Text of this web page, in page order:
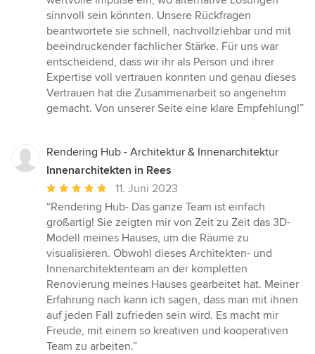
sinnvoll sein könnten. Unsere Rückfragen
beantwortete sie schnell, nachvollziehbar und mit
beeindruckender fachlicher Stärke. Für uns war
entscheidend, dass wir ihr als Person und ihrer
Expertise voll vertrauen konnten und genau dieses
Vertrauen hat die Zusammenarbeit so angenehm
gemacht. Von unserer Seite eine klare Empfehlung!”
Rendering Hub - Architektur & Innenarchitektur
Innenarchitekten in Rees
Durchschnittliche
Bewertung:
5
von
5
Sternen
11. Juni 2023
“Rendering Hub- Das ganze Team ist einfach
großartig! Sie zeigten mir von Zeit zu Zeit das 3D-
Modell meines Hauses, um die Räume zu
visualisieren. Obwohl dieses Architekten- und
Innenarchitektenteam an der kompletten
Renovierung meines Hauses gearbeitet hat. Meiner
Erfahrung nach kann ich sagen, dass man mit ihnen
auf jeden Fall zufrieden sein wird. Es macht mir
Freude, mit einem so kreativen und kooperativen
Team zu arbeiten.”